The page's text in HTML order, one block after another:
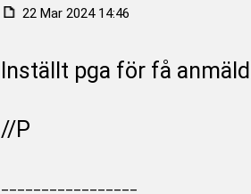
22 Mar 2024 14:46
Inställt pga för få
//P